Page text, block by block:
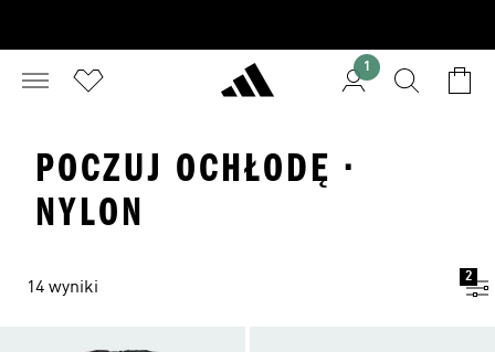
1
POCZUJ OCHŁODĘ ·
NYLON
14 wyniki
2